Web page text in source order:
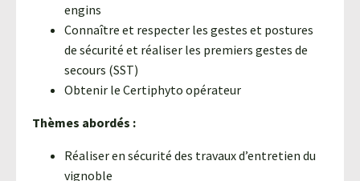
engins
Connaître et respecter les gestes et postures
de sécurité et réaliser les premiers gestes de
secours (SST)
Obtenir le Certiphyto opérateur
Thèmes abordés :
Réaliser en sécurité des travaux d’entretien du
vignoble